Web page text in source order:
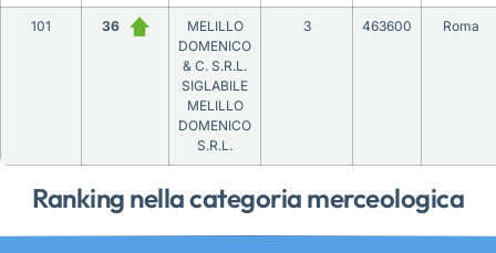
Ranking nella categoria merceologica
101 36
MELILLO
DOMENICO
& C. S.R.L.
SIGLABILE
MELILLO
DOMENICO
S.R.L.
3 463600 Roma